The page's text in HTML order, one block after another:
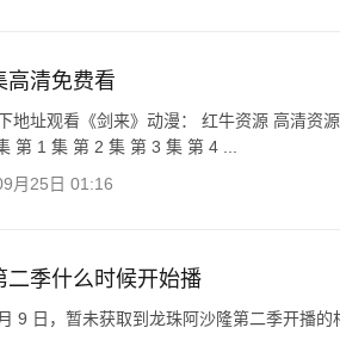
高清免费看
地址观看《剑来》动漫： 红牛资源 高清资
第 1 集 第 2 集 第 3 集 第 4 ...
月25日 01:16
二季什么时候开始播
9 日，暂未获取到龙珠阿沙隆第二季开播的